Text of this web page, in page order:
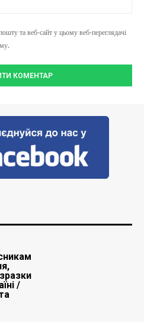
та веб-сайт у цьому веб-переглядачі
/